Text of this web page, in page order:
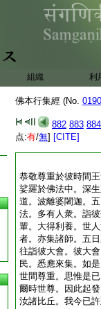
組織 利
佛本行集經 (No.
882 883 884
点:有/無] [CITE]
恭敬尊重於彼時間
娑羅於佛法中。深
道。波離婆闍迦。
法。多有人衆。詣
輩。大得利養。世
者。亦集諸師。五
往詣彼大會。彼大
民。悉應來集。如
世間尊重。思惟是
爾時世尊。因此起
汝諸比丘。我今已